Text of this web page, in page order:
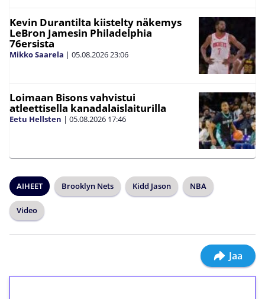
Kevin Durantilta kiistelty näkemys
LeBron Jamesin Philadelphia
76ersista
Mikko Saarela | 05.08.2026 23:06
Loimaan Bisons vahvistui
atleettisella kanadalaislaiturilla
Eetu Hellsten | 05.08.2026 17:46
AIHEET Brooklyn Nets Kidd Jason NBA
Video
Jaa